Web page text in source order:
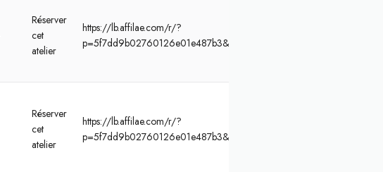
Réserver
cet
atelier
https://lb.affilae.com/r/?
Réserver
cet
atelier
https://lb.affilae.com/r/?